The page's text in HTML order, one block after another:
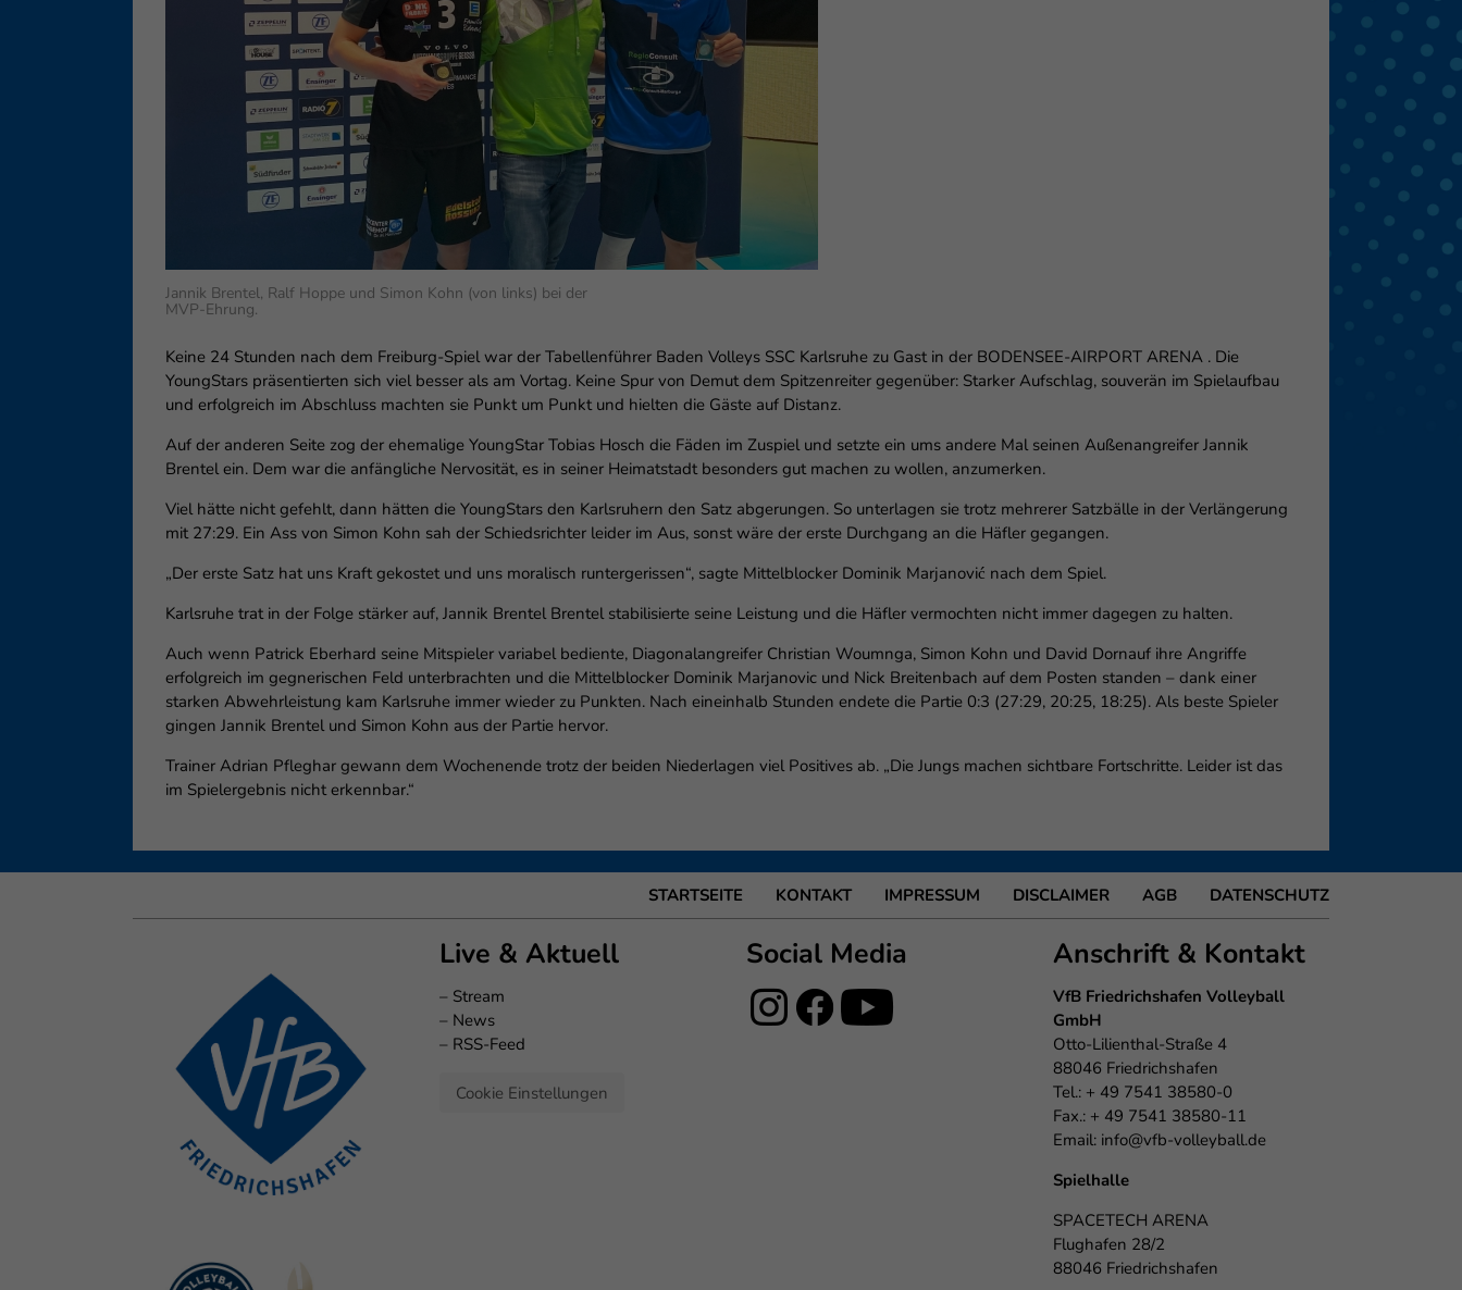
Jannik Brentel, Ralf Hoppe und Simon Kohn (von links) bei der
MVP-Ehrung.
Keine 24 Stunden nach dem Freiburg-Spiel war der Tabellenführer Baden Volleys SSC Karlsruhe zu Gast in der BODENSEE-AIRPORT ARENA . Die
YoungStars präsentierten sich viel besser als am Vortag. Keine Spur von Demut dem Spitzenreiter gegenüber: Starker Aufschlag, souverän im Spielaufbau
und erfolgreich im Abschluss machten sie Punkt um Punkt und hielten die Gäste auf Distanz.
Auf der anderen Seite zog der ehemalige YoungStar Tobias Hosch die Fäden im Zuspiel und setzte ein ums andere Mal seinen Außenangreifer Jannik
Brentel ein. Dem war die anfängliche Nervosität, es in seiner Heimatstadt besonders gut machen zu wollen, anzumerken.
Viel hätte nicht gefehlt, dann hätten die YoungStars den Karlsruhern den Satz abgerungen. So unterlagen sie trotz mehrerer Satzbälle in der Verlängerung
mit 27:29. Ein Ass von Simon Kohn sah der Schiedsrichter leider im Aus, sonst wäre der erste Durchgang an die Häfler gegangen.
„Der erste Satz hat uns Kraft gekostet und uns moralisch runtergerissen“, sagte Mittelblocker Dominik Marjanović nach dem Spiel.
Karlsruhe trat in der Folge stärker auf, Jannik Brentel Brentel stabilisierte seine Leistung und die Häfler vermochten nicht immer dagegen zu halten.
Auch wenn Patrick Eberhard seine Mitspieler variabel bediente, Diagonalangreifer Christian Woumnga, Simon Kohn und David Dornauf ihre Angriffe
erfolgreich im gegnerischen Feld unterbrachten und die Mittelblocker Dominik Marjanovic und Nick Breitenbach auf dem Posten standen – dank einer
starken Abwehrleistung kam Karlsruhe immer wieder zu Punkten. Nach eineinhalb Stunden endete die Partie 0:3 (27:29, 20:25, 18:25). Als beste Spieler
gingen Jannik Brentel und Simon Kohn aus der Partie hervor.
Trainer Adrian Pfleghar gewann dem Wochenende trotz der beiden Niederlagen viel Positives ab. „Die Jungs machen sichtbare Fortschritte. Leider ist das
im Spielergebnis nicht erkennbar.“
DATENSCHUTZ
AGB
DISCLAIMER
IMPRESSUM
KONTAKT
STARTSEITE
Live & Aktuell
– Stream
– News
– RSS-Feed
Cookie Einstellungen
Social Media Anschrift & Kontakt
VfB Friedrichshafen Volleyball
GmbH
Otto-Lilienthal-Straße 4
88046 Friedrichshafen
Tel.: + 49 7541 38580-0
Fax.: + 49 7541 38580-11
Email: info@vfb-volleyball.de
Spielhalle
SPACETECH ARENA
Flughafen 28/2
88046 Friedrichshafen
geben möchten, müssen Sie Ihre Erziehungsberechtigten um Erlaubnis bitten.
Wir verwenden Cookies und andere Technologien auf unserer Website. Einige von
ihnen sind essenziell, während andere uns helfen, diese Website und Ihre
Erfahrung zu verbessern. Personenbezogene Daten können verarbeitet werden (z.
B. IP-Adressen), z. B. für personalisierte Anzeigen und Inhalte oder Anzeigen- und
Inhaltsmessung.
Weitere Informationen über die Verwendung Ihrer Daten finden
Sie in unserer
Datenschutzerklärung.
Hier finden Sie eine Übersicht über alle verwendeten Cookies. Sie können Ihre
Einwilligung zu ganzen Kategorien geben oder sich weitere Informationen anzeigen
lassen und so nur bestimmte Cookies auswählen.
Nur essenzielle Cookies akzeptieren
Datenschutzeinstellungen
Essenzielle Cookies ermöglichen grundlegende Funktionen und sind für die einwandfreie
Funktion der Website erforderlich.
Cookie-Informationen anzeigen
Externe Medien (6) Externe Medien
blockiert. Wenn Cookies von externen Medien akzeptiert werden, bedarf der Zugriff auf
diese Inhalte keiner manuellen Einwilligung mehr.
Datenschutzerklärung